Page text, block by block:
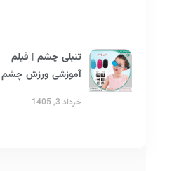
تنبلی چشم | فیلم
آموزشی ورزش چشم
خرداد 3, 1405